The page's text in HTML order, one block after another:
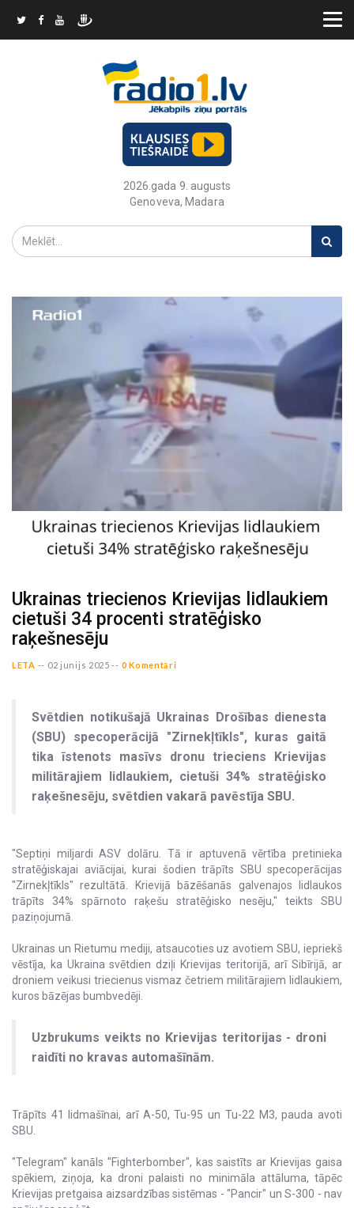
2026.gada 9. augusts
Genoveva, Madara
Ukrainas triecienos Krievijas lidlaukiem
cietuši 34 procenti stratēģisko
raķešnesēju
LETA -- 02 junijs 2025 -- 0 Komentāri
Svētdien notikušajā Ukrainas Drošības dienesta
(SBU) specoperācijā "Zirnekļtīkls", kuras gaitā
tika īstenots masīvs dronu trieciens Krievijas
militārajiem lidlaukiem, cietuši 34% stratēģisko
raķešnesēju, svētdien vakarā pavēstīja SBU.
"Septiņi miljardi ASV dolāru. Tā ir aptuvenā vērtība pretinieka
stratēģiskajai aviācijai, kurai šodien trāpīts SBU specoperācijas
"Zirnekļtīkls" rezultātā. Krievijā bāzēšanās galvenajos lidlaukos
trāpīts 34% spārnoto raķešu stratēģisko nesēju," teikts SBU
paziņojumā.
Ukrainas un Rietumu mediji, atsaucoties uz avotiem SBU, iepriekš
vēstīja, ka Ukraina svētdien dziļi Krievijas teritorijā, arī Sibīrijā, ar
droniem veikusi triecienus vismaz četriem militārajiem lidlaukiem,
kuros bāzējas bumbvedēji.
Uzbrukums veikts no Krievijas teritorijas - droni
raidīti no kravas automašīnām.
Trāpīts 41 lidmašīnai, arī A-50, Tu-95 un Tu-22 M3, pauda avoti
SBU.
"Telegram" kanāls "Fighterbomber", kas saistīts ar Krievijas gaisa
spēkiem, ziņoja, ka droni palaisti no minimāla attāluma, tāpēc
Krievijas pretgaisa aizsardzības sistēmas - "Pancir" un S-300 - nav